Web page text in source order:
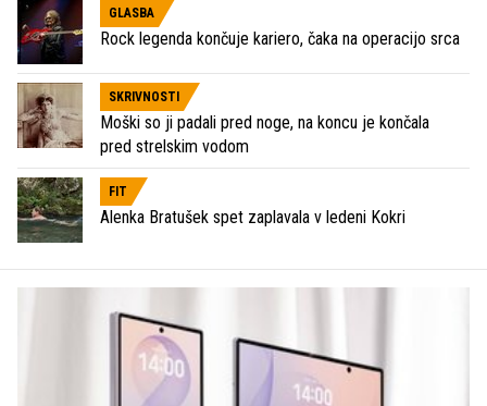
GLASBA
Rock legenda končuje kariero, čaka na operacijo srca
SKRIVNOSTI
Moški so ji padali pred noge, na koncu je končala
pred strelskim vodom
FIT
Alenka Bratušek spet zaplavala v ledeni Kokri